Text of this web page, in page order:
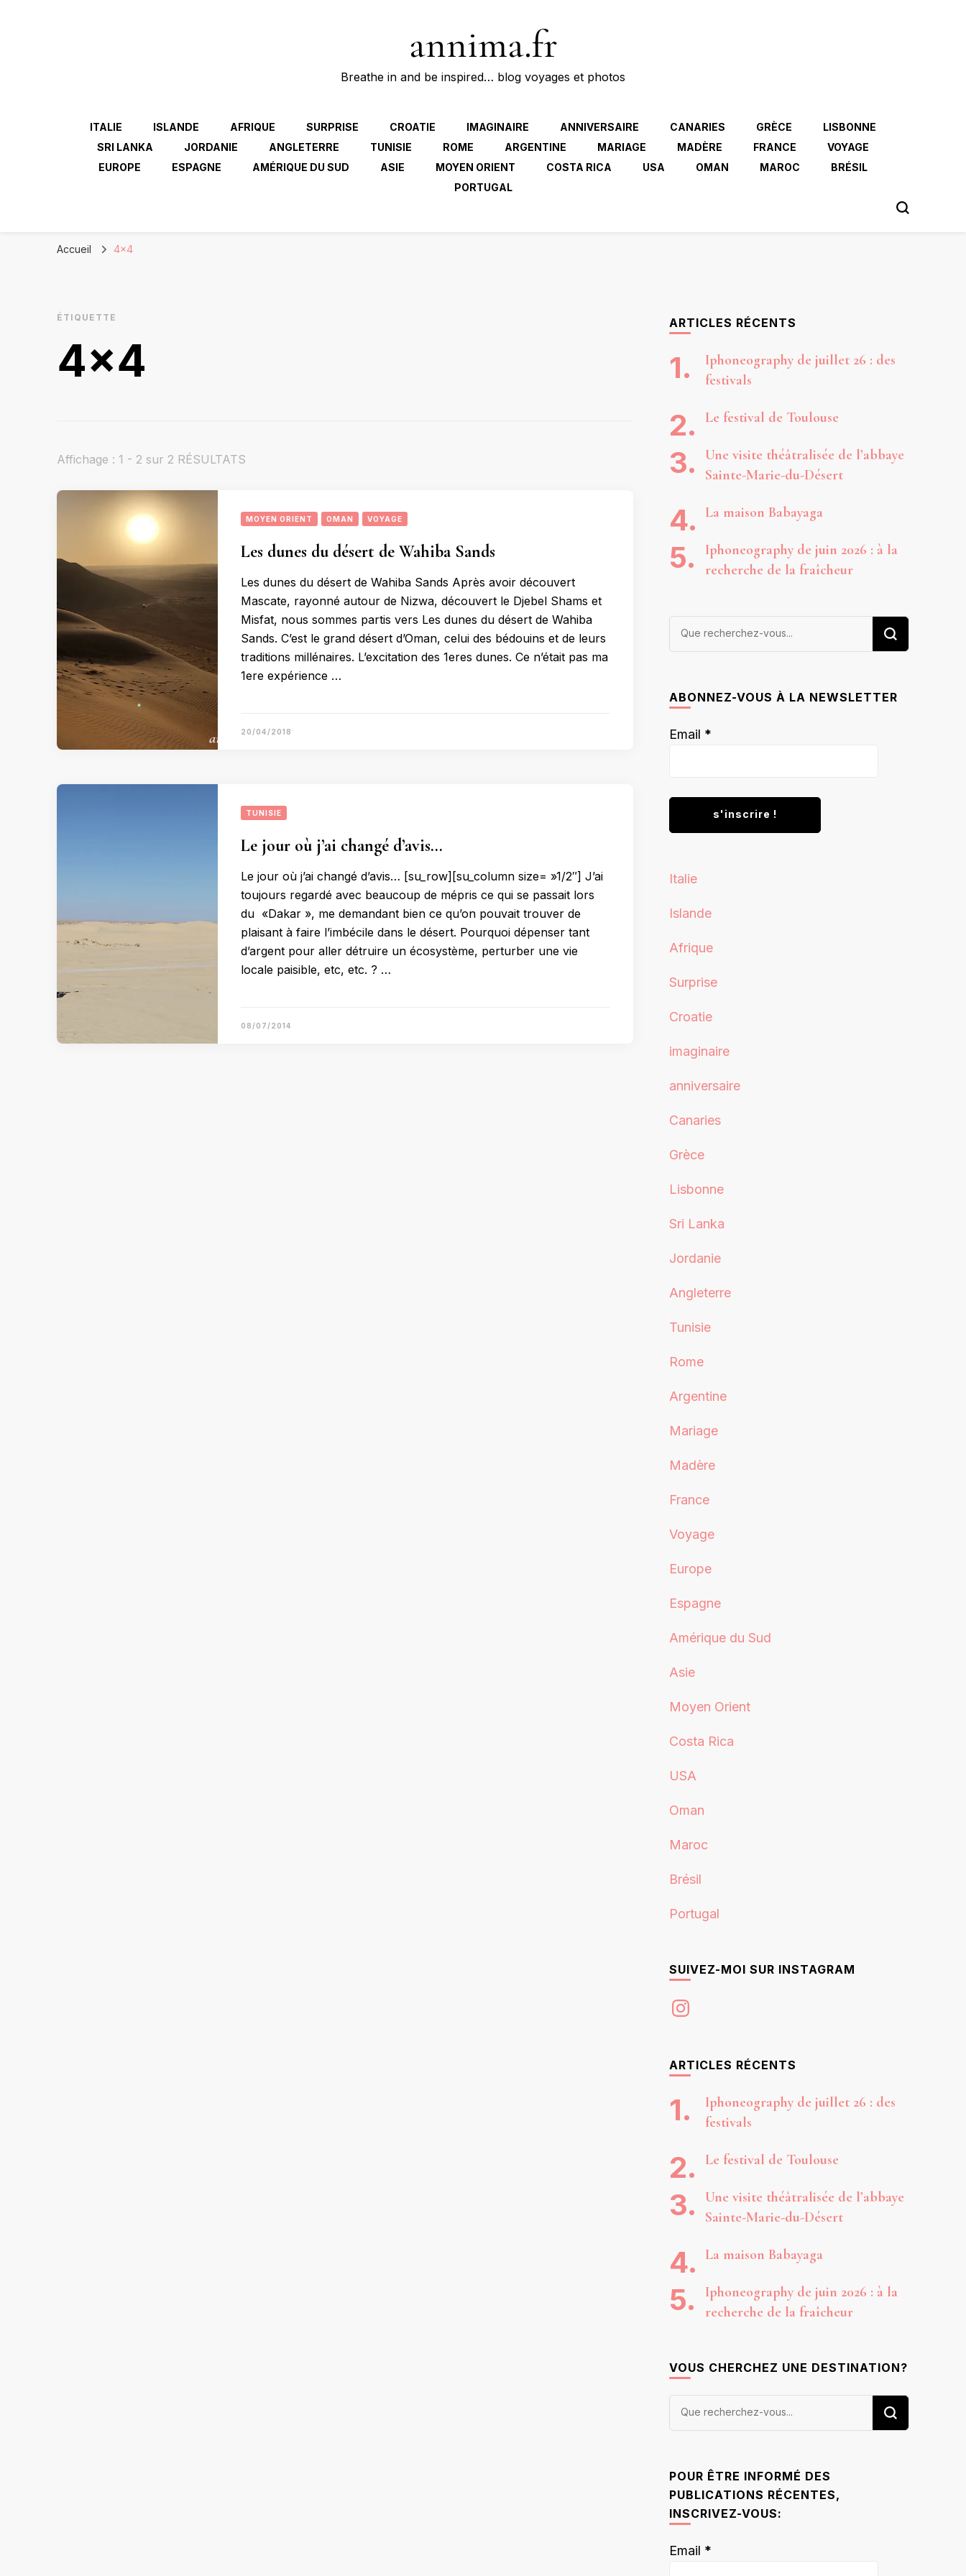
annima.fr
Breathe in and be inspired… blog voyages et photos
ITALIE ISLANDE AFRIQUE SURPRISE CROATIE IMAGINAIRE ANNIVERSAIRE CANARIES GRÈCE
LISBONNE
SRI LANKA
JORDANIE ANGLETERRE TUNISIE ROME ARGENTINE MARIAGE MADÈRE FRANCE
VOYAGE
EUROPE
ESPAGNE AMÉRIQUE DU SUD ASIE MOYEN ORIENT COSTA RICA USA OMAN MAROC
BRÉSIL
PORTUGAL
Accueil 4×4
ÉTIQUETTE
4×4
Affichage : 1 - 2 sur 2 RÉSULTATS
MOYEN ORIENT OMAN VOYAGE
Les dunes du désert de Wahiba Sands
Les dunes du désert de Wahiba Sands Après avoir découvert
Mascate, rayonné autour de Nizwa, découvert le Djebel Shams et
Misfat, nous sommes partis vers Les dunes du désert de Wahiba
Sands. C’est le grand désert d’Oman, celui des bédouins et de leurs
traditions millénaires. L’excitation des 1eres dunes. Ce n’était pas ma
1ere expérience …
20/04/2018
TUNISIE
Le jour où j’ai changé d’avis…
Le jour où j’ai changé d’avis… [su_row][su_column size= »1/2″] J’ai
toujours regardé avec beaucoup de mépris ce qui se passait lors
du «Dakar », me demandant bien ce qu’on pouvait trouver de
plaisant à faire l’imbécile dans le désert. Pourquoi dépenser tant
d’argent pour aller détruire un écosystème, perturber une vie
locale paisible, etc, etc. ? …
08/07/2014
ARTICLES RÉCENTS
Iphoneography de juillet 26 : des
festivals
Le festival de Toulouse
Une visite théâtralisée de l’abbaye
Sainte-Marie-du-Désert
La maison Babayaga
Iphoneography de juin 2026 : à la
recherche de la fraîcheur
Vous
ABONNEZ-VOUS À LA NEWSLETTER
Email *
Italie
Islande
Afrique
Surprise
Croatie
imaginaire
anniversaire
Canaries
Grèce
Lisbonne
Sri Lanka
Jordanie
Angleterre
Tunisie
Rome
Argentine
Mariage
Madère
France
Voyage
Europe
Espagne
Amérique du Sud
Asie
Moyen Orient
Costa Rica
USA
Oman
Maroc
Brésil
Portugal
SUIVEZ-MOI SUR INSTAGRAM
Instagram
ARTICLES RÉCENTS
Iphoneography de juillet 26 : des
festivals
Le festival de Toulouse
Une visite théâtralisée de l’abbaye
Sainte-Marie-du-Désert
La maison Babayaga
Iphoneography de juin 2026 : à la
recherche de la fraîcheur
VOUS CHERCHEZ UNE DESTINATION?
Vous
POUR ÊTRE INFORMÉ DES
PUBLICATIONS RÉCENTES,
INSCRIVEZ-VOUS:
Email *